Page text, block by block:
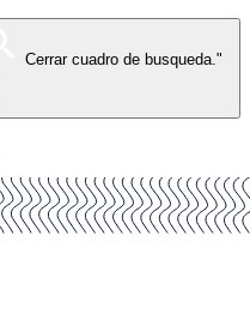
Cerrar cuadro de busqueda."